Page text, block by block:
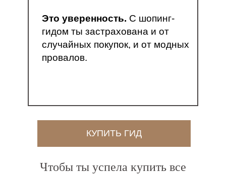
Это уверенность. С шопинг-
гидом ты застрахована и от
случайных покупок, и от модных
провалов.
КУПИТЬ ГИД
Чтобы ты успела купить все